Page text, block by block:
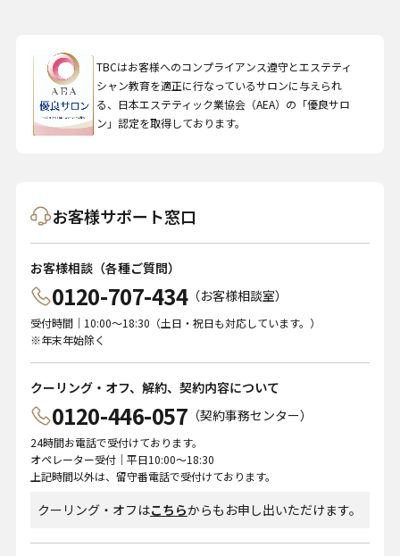
TBCはお客様へのコンプライアンス遵守とエステティ
シャン教育を適正に行なっているサロンに与えられ
る、日本エステティック業協会（AEA）の「優良サロ
ン」認定を取得しております。
お客様サポート窓口
お客様相談（各種ご質問）
0120-707-434（お客様相談室）
受付時間｜10:00～18:30（土日・祝日も対応しています。）
※年末年始除く
クーリング・オフ、解約、契約内容について
0120-446-057 （契約事務センター）
24時間お電話で受付けております。
オペレーター受付｜平日10:00～18:30
上記時間以外は、留守番電話で受付けております。
クーリング・オフはこちらからもお申し出いただけます。